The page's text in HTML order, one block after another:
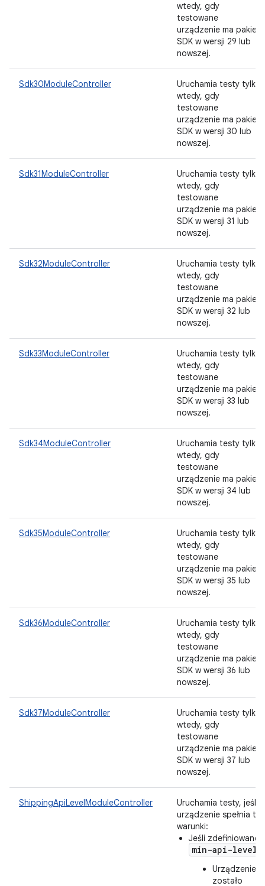
wtedy, gdy
testowane
urządzenie ma pakiet
SDK w wersji 29 lub
nowszej.
Sdk30ModuleController
Uruchamia testy tylko
wtedy, gdy
testowane
urządzenie ma pakiet
SDK w wersji 30 lub
nowszej.
Sdk31ModuleController
Uruchamia testy tylko
wtedy, gdy
testowane
urządzenie ma pakiet
SDK w wersji 31 lub
nowszej.
Sdk32ModuleController
Uruchamia testy tylko
wtedy, gdy
testowane
urządzenie ma pakiet
SDK w wersji 32 lub
nowszej.
Sdk33ModuleController
Uruchamia testy tylko
wtedy, gdy
testowane
urządzenie ma pakiet
SDK w wersji 33 lub
nowszej.
Sdk34ModuleController
Uruchamia testy tylko
wtedy, gdy
testowane
urządzenie ma pakiet
SDK w wersji 34 lub
nowszej.
Sdk35ModuleController
Uruchamia testy tylko
wtedy, gdy
testowane
urządzenie ma pakiet
SDK w wersji 35 lub
nowszej.
Sdk36ModuleController
Uruchamia testy tylko
wtedy, gdy
testowane
urządzenie ma pakiet
SDK w wersji 36 lub
nowszej.
Sdk37ModuleController
Uruchamia testy tylko
wtedy, gdy
testowane
urządzenie ma pakiet
SDK w wersji 37 lub
nowszej.
ShippingApiLevelModuleController
Uruchamia testy, jeśli
urządzenie spełnia te
warunki:
Jeśli zdefiniowano
min-api-level
Urządzenie
zostało